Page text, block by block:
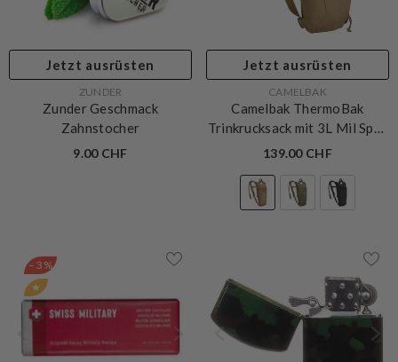
Jetzt ausrüsten
VERKÄUFERIN:ZUNDER
Zunder Geschmack
Zahnstocher
9.00 CHF
Jetzt ausrüsten
VERKÄUFERIN:CAMELBAK
Camelbak ThermoBak
Trinkrucksack mit 3L Mil Spec
Crux Long Trinkblase
139.00 CHF
– 3%
★